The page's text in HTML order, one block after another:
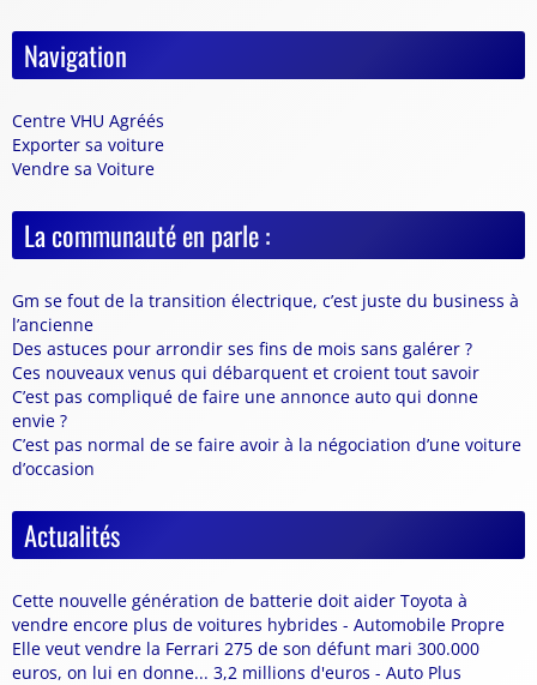
Navigation
Centre VHU Agréés
Exporter sa voiture
Vendre sa Voiture
La communauté en parle :
Gm se fout de la transition électrique, c’est juste du business à
l’ancienne
Des astuces pour arrondir ses fins de mois sans galérer ?
Ces nouveaux venus qui débarquent et croient tout savoir
C’est pas compliqué de faire une annonce auto qui donne
envie ?
C’est pas normal de se faire avoir à la négociation d’une voiture
d’occasion
Actualités
Cette nouvelle génération de batterie doit aider Toyota à
vendre encore plus de voitures hybrides - Automobile Propre
Elle veut vendre la Ferrari 275 de son défunt mari 300.000
euros, on lui en donne... 3,2 millions d'euros - Auto Plus